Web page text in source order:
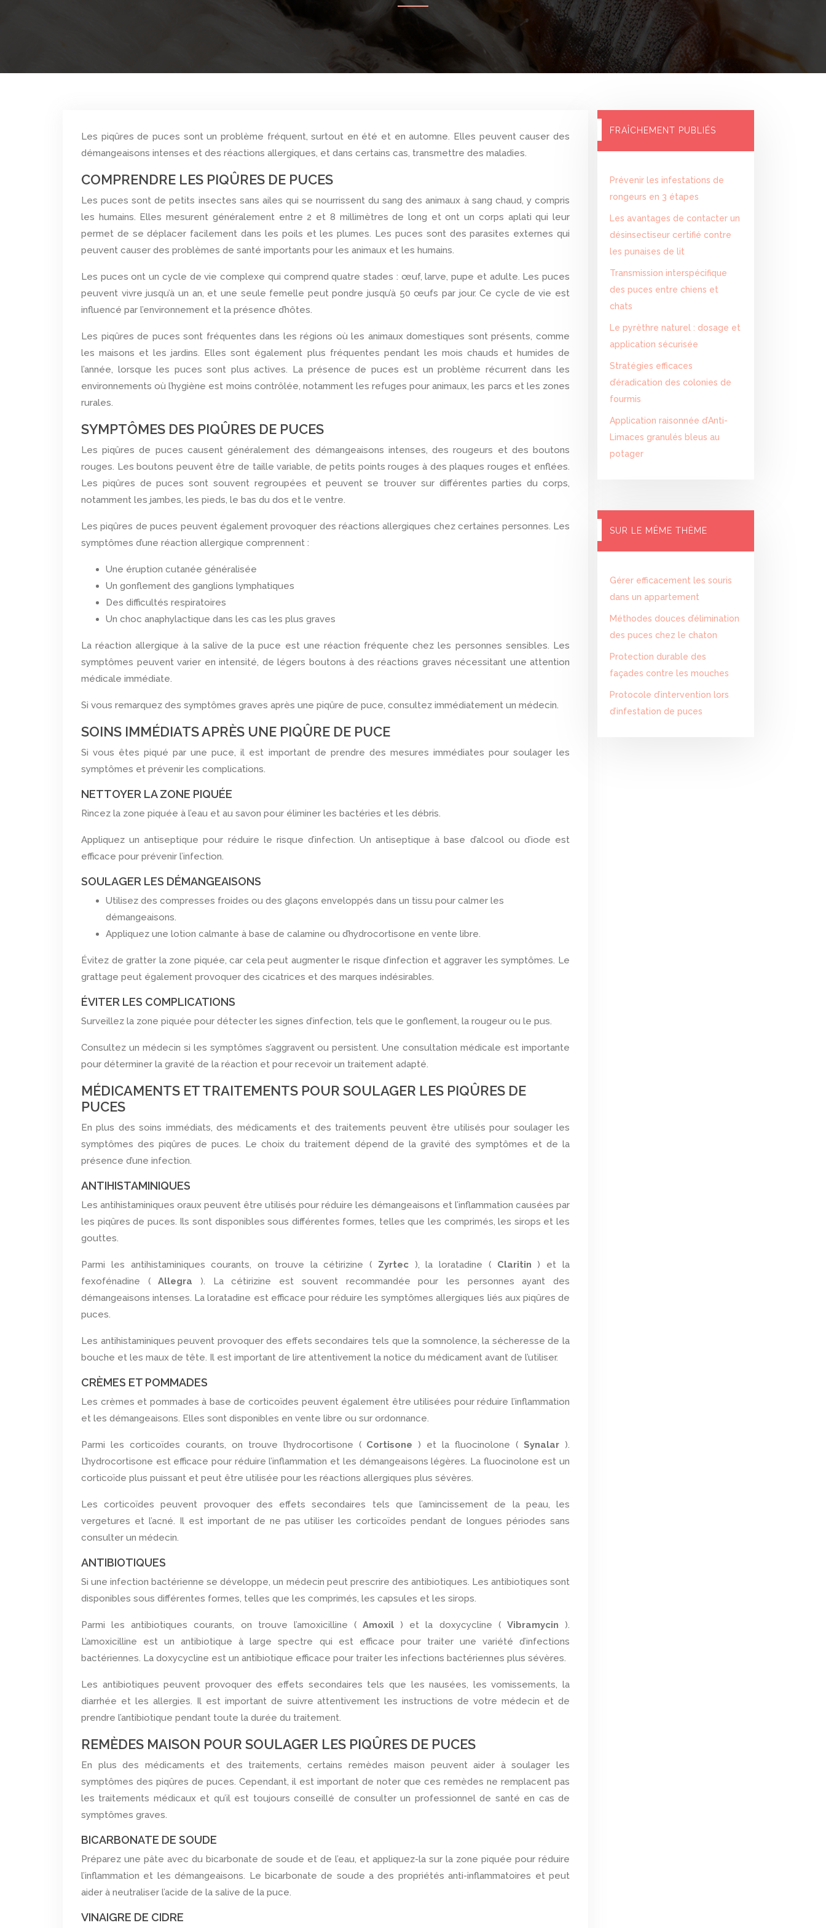
Les piqûres de puces sont un problème fréquent, surtout en été et en automne. Elles peuvent causer des
démangeaisons intenses et des réactions allergiques, et dans certains cas, transmettre des maladies.
COMPRENDRE LES PIQÛRES DE PUCES
Les puces sont de petits insectes sans ailes qui se nourrissent du sang des animaux à sang chaud, y compris
les humains. Elles mesurent généralement entre 2 et 8 millimètres de long et ont un corps aplati qui leur
permet de se déplacer facilement dans les poils et les plumes. Les puces sont des parasites externes qui
peuvent causer des problèmes de santé importants pour les animaux et les humains.
Les puces ont un cycle de vie complexe qui comprend quatre stades : œuf, larve, pupe et adulte. Les puces
peuvent vivre jusqu’à un an, et une seule femelle peut pondre jusqu’à 50 œufs par jour. Ce cycle de vie est
influencé par l’environnement et la présence d’hôtes.
Les piqûres de puces sont fréquentes dans les régions où les animaux domestiques sont présents, comme
les maisons et les jardins. Elles sont également plus fréquentes pendant les mois chauds et humides de
l’année, lorsque les puces sont plus actives. La présence de puces est un problème récurrent dans les
environnements où l’hygiène est moins contrôlée, notamment les refuges pour animaux, les parcs et les zones
rurales.
SYMPTÔMES DES PIQÛRES DE PUCES
Les piqûres de puces causent généralement des démangeaisons intenses, des rougeurs et des boutons
rouges. Les boutons peuvent être de taille variable, de petits points rouges à des plaques rouges et enflées.
Les piqûres de puces sont souvent regroupées et peuvent se trouver sur différentes parties du corps,
notamment les jambes, les pieds, le bas du dos et le ventre.
Les piqûres de puces peuvent également provoquer des réactions allergiques chez certaines personnes. Les
symptômes d’une réaction allergique comprennent :
Une éruption cutanée généralisée
Un gonflement des ganglions lymphatiques
Des difficultés respiratoires
Un choc anaphylactique dans les cas les plus graves
La réaction allergique à la salive de la puce est une réaction fréquente chez les personnes sensibles. Les
symptômes peuvent varier en intensité, de légers boutons à des réactions graves nécessitant une attention
médicale immédiate.
Si vous remarquez des symptômes graves après une piqûre de puce, consultez immédiatement un médecin.
SOINS IMMÉDIATS APRÈS UNE PIQÛRE DE PUCE
Si vous êtes piqué par une puce, il est important de prendre des mesures immédiates pour soulager les
symptômes et prévenir les complications.
NETTOYER LA ZONE PIQUÉE
Rincez la zone piquée à l’eau et au savon pour éliminer les bactéries et les débris.
Appliquez un antiseptique pour réduire le risque d’infection. Un antiseptique à base d’alcool ou d’iode est
efficace pour prévenir l’infection.
SOULAGER LES DÉMANGEAISONS
Utilisez des compresses froides ou des glaçons enveloppés dans un tissu pour calmer les
démangeaisons.
Appliquez une lotion calmante à base de calamine ou d’hydrocortisone en vente libre.
Évitez de gratter la zone piquée, car cela peut augmenter le risque d’infection et aggraver les symptômes. Le
grattage peut également provoquer des cicatrices et des marques indésirables.
ÉVITER LES COMPLICATIONS
Surveillez la zone piquée pour détecter les signes d’infection, tels que le gonflement, la rougeur ou le pus.
Consultez un médecin si les symptômes s’aggravent ou persistent. Une consultation médicale est importante
pour déterminer la gravité de la réaction et pour recevoir un traitement adapté.
MÉDICAMENTS ET TRAITEMENTS POUR SOULAGER LES PIQÛRES DE
PUCES
En plus des soins immédiats, des médicaments et des traitements peuvent être utilisés pour soulager les
symptômes des piqûres de puces. Le choix du traitement dépend de la gravité des symptômes et de la
présence d’une infection.
ANTIHISTAMINIQUES
Les antihistaminiques oraux peuvent être utilisés pour réduire les démangeaisons et l’inflammation causées par
les piqûres de puces. Ils sont disponibles sous différentes formes, telles que les comprimés, les sirops et les
gouttes.
Parmi les antihistaminiques courants, on trouve la cétirizine ( Zyrtec ), la loratadine ( Claritin ) et la
fexofénadine (Allegra ). La cétirizine est souvent recommandée pour les personnes ayant des
démangeaisons intenses. La loratadine est efficace pour réduire les symptômes allergiques liés aux piqûres de
puces.
Les antihistaminiques peuvent provoquer des effets secondaires tels que la somnolence, la sécheresse de la
bouche et les maux de tête. Il est important de lire attentivement la notice du médicament avant de l’utiliser.
CRÈMES ET POMMADES
Les crèmes et pommades à base de corticoïdes peuvent également être utilisées pour réduire l’inflammation
et les démangeaisons. Elles sont disponibles en vente libre ou sur ordonnance.
Parmi les corticoïdes courants, on trouve l’hydrocortisone ( Cortisone ) et la fluocinolone (Synalar ).
L’hydrocortisone est efficace pour réduire l’inflammation et les démangeaisons légères. La fluocinolone est un
corticoïde plus puissant et peut être utilisée pour les réactions allergiques plus sévères.
Les corticoïdes peuvent provoquer des effets secondaires tels que l’amincissement de la peau, les
vergetures et l’acné. Il est important de ne pas utiliser les corticoïdes pendant de longues périodes sans
consulter un médecin.
ANTIBIOTIQUES
Si une infection bactérienne se développe, un médecin peut prescrire des antibiotiques. Les antibiotiques sont
disponibles sous différentes formes, telles que les comprimés, les capsules et les sirops.
Parmi les antibiotiques courants, on trouve l’amoxicilline (Amoxil ) et la doxycycline ( Vibramycin ).
L’amoxicilline est un antibiotique à large spectre qui est efficace pour traiter une variété d’infections
bactériennes. La doxycycline est un antibiotique efficace pour traiter les infections bactériennes plus sévères.
Les antibiotiques peuvent provoquer des effets secondaires tels que les nausées, les vomissements, la
diarrhée et les allergies. Il est important de suivre attentivement les instructions de votre médecin et de
prendre l’antibiotique pendant toute la durée du traitement.
REMÈDES MAISON POUR SOULAGER LES PIQÛRES DE PUCES
En plus des médicaments et des traitements, certains remèdes maison peuvent aider à soulager les
symptômes des piqûres de puces. Cependant, il est important de noter que ces remèdes ne remplacent pas
les traitements médicaux et qu’il est toujours conseillé de consulter un professionnel de santé en cas de
symptômes graves.
BICARBONATE DE SOUDE
Préparez une pâte avec du bicarbonate de soude et de l’eau, et appliquez-la sur la zone piquée pour réduire
l’inflammation et les démangeaisons. Le bicarbonate de soude a des propriétés anti-inflammatoires et peut
aider à neutraliser l’acide de la salive de la puce.
VINAIGRE DE CIDRE
FRAÎCHEMENT PUBLIÉS
Prévenir les infestations de
rongeurs en 3 étapes
Les avantages de contacter un
désinsectiseur certifié contre
les punaises de lit
Transmission interspécifique
des puces entre chiens et
chats
Le pyrèthre naturel : dosage et
application sécurisée
Stratégies efficaces
d’éradication des colonies de
fourmis
Application raisonnée d’Anti-
Limaces granulés bleus au
potager
SUR LE MÊME THÈME
Gérer efficacement les souris
dans un appartement
Méthodes douces d’élimination
des puces chez le chaton
Protection durable des
façades contre les mouches
Protocole d’intervention lors
d’infestation de puces